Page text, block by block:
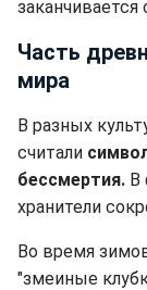
Часть
мира
В разных
считали
бессмертия. В
хранители
Во время
"змеиные